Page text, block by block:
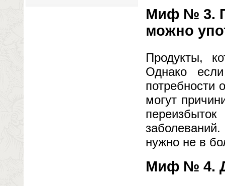
Миф № 3.
можно
Продукты,
Однако
потребности
могут
нужно не в
Миф № 4.